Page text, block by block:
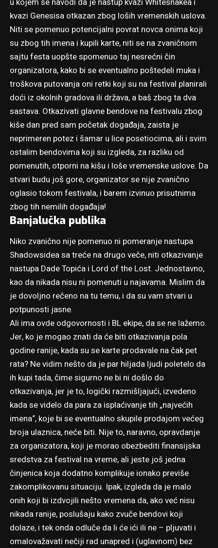
kvazi Genesisa otkazan zbog loših vremenskih uslova.
Niti se pomenuo potencijalni povrat novca onima koji
su zbog tih imena i kupili karte, niti se na zvaničnom
sajtu festa uopšte spomenuo taj nesrećni čin
organizatora, kako bi se eventualno poštedeli muka i
troškova putovanja oni retki koji su na festival planirali
doći iz okolnih gradova ili država, a baš zbog ta dva
sastava. Otkazivati glavne bendove na festivalu zbog
kiše dan pred sam početak događaja, zaista je
neprimeren potez i šamar u lice posetiocima, ali i svim
ostalim bendovima koji su izgleda, za razliku od
pomenutih, otporni na kišu i loše vremenske uslove. Da
stvari budu još gore, organizator se nije zvanično
oglasio tokom festivala, i barem izvinuo prisutnima
zbog tih nemilih događaja!
Banjalučka publika
Niko zvanično nije pomenuo ni pomeranje nastupa
Shadowsidea sa treće na drugo veče, niti otkazivanje
nastupa Dade Topića i Lord of the Lost. Jednostavno,
kao da nikada nisu ni pomenuti u najavama. Mislim da
je dovoljno rečeno na tu temu, i da su vam stvari u
potpunosti jasne.
Ali ima ovde odgovornosti i BL ekipe, da se ne lažemo.
Jer, ko je mogao znati da će biti otkazivanja pola
godine ranije, kada su se karte prodavale na čak pet
rata? Ne vidim nešto da je par hiljada ljudi poletelo da
ih kupi tada, čime sigurno ne bi ni došlo do
otkazivanja, jer je to, logički razmišljajući, izvedeno
kada se videlo da para za isplaćivanje tih „najvećih
imena“, koje bi se eventualno skupile prodajom većeg
broja ulaznica, neće biti. Nije to, naravno, opravdanje
za organizatora, koji je morao obezbediti finansijska
sredstva za festival na vreme, ali jeste još jedna
činjenica koja dodatno komplikuje ionako previše
zakomplikovanu situaciju. Ipak, izgleda da je malo
onih koji bi izdvojili nešto vremena da, ako već nisu
nikada ranije, poslušaju kako zvuče bendovi koji
dolaze, i tek onda odluče da li će ići ili ne – pljuvati i
omalovažavati nečiji rad unapred i (uglavnom) bez